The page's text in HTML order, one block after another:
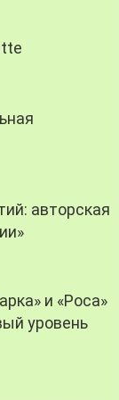
авторская
и «Роса»
уровень